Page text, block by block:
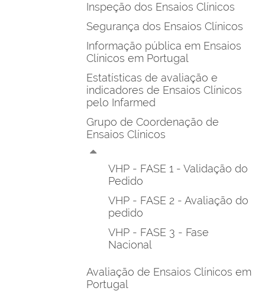
Inspeção dos Ensaios Clínicos
Segurança dos Ensaios Clínicos
Informação pública em Ensaios
Clínicos em Portugal
Estatísticas de avaliação e
indicadores de Ensaios Clínicos
pelo Infarmed
Grupo de Coordenação de
Ensaios Clínicos
VHP - FASE 1 - Validação do
Pedido
VHP - FASE 2 - Avaliação do
pedido
VHP - FASE 3 - Fase
Nacional
Avaliação de Ensaios Clínicos em
Portugal